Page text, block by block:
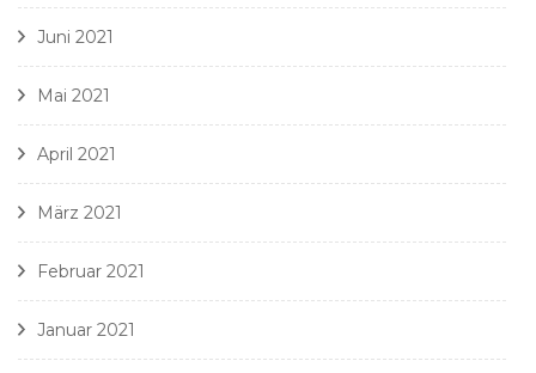
Juni 2021
Mai 2021
April 2021
März 2021
Februar 2021
Januar 2021